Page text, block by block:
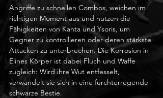
Angriffe zu schnellen Combos, weichen im
richtigen Moment aus und nutzen die
Fähigkeiten von Kanta und Ysoris, um
Gegner zu kontrollieren oder deren stärkste
Attacken zu unterbrechen. Die Korrosion in
Elines Körper ist dabei Fluch und Waffe
zugleich: Wird ihre Wut entfesselt,
verwandelt sie sich in eine furchterregende
schwarze Bestie.